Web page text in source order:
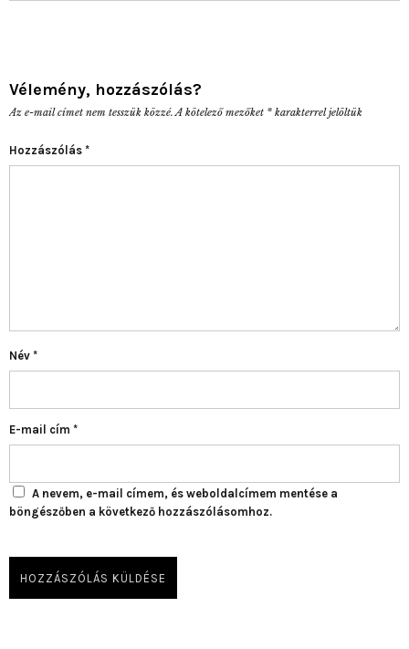
Vélemény, hozzászólás?
Az e-mail címet nem tesszük közzé. A kötelező mezőket * karakterrel jelöltük
Hozzászólás *
Név *
E-mail cím *
A nevem, e-mail címem, és weboldalcímem mentése a
böngészőben a következő hozzászólásomhoz.